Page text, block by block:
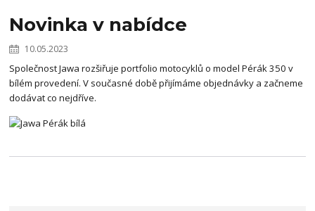
Novinka v nabídce
10.05.2023
Společnost Jawa rozšiřuje portfolio motocyklů o model Pérák 350 v
bílém provedení. V současné době přijímáme objednávky a začneme
dodávat co nejdříve.